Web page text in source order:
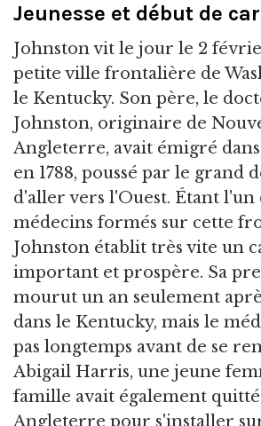
Jeunesse et début de
Johnston vit le jour le 2
petite ville frontalière de
le Kentucky. Son père, le
Johnston, originaire de
Angleterre, avait émigré
en 1788, poussé par le grand
d'aller vers l'Ouest. Étant l'un
médecins formés sur cette
Johnston établit très vite un
important et prospère. Sa
mourut un an seulement
dans le Kentucky, mais le
pas longtemps avant de se
Abigail Harris, une jeune
famille avait également
Angleterre pour s'installer